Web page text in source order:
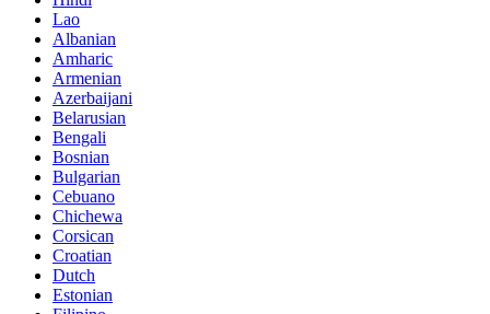
Lao
Albanian
Amharic
Armenian
Azerbaijani
Belarusian
Bengali
Bosnian
Bulgarian
Cebuano
Chichewa
Corsican
Croatian
Dutch
Estonian